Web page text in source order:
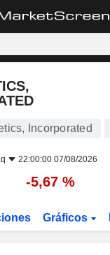
Incorporated
22:00:00 07/08/2026
-5,67 %
Gráficos